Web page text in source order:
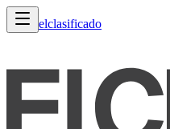
elclasificado